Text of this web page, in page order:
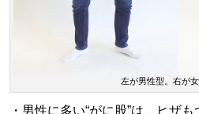
左が男性型。右が
・男性に多い“がに股”は、ヒザ